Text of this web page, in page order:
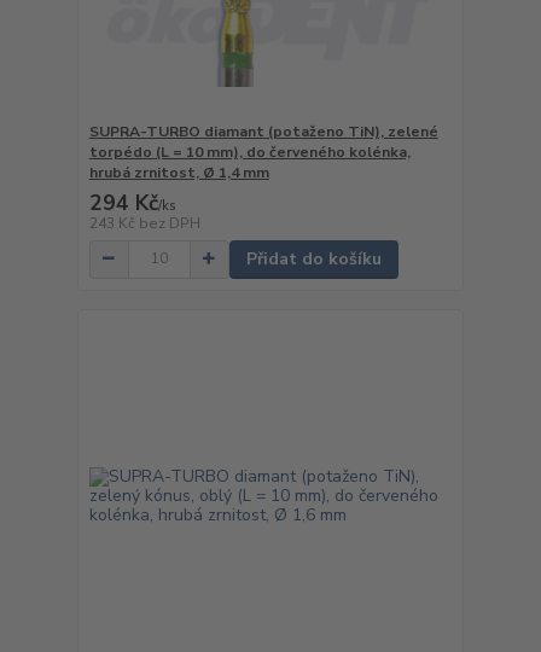
SUPRA-TURBO diamant (potaženo TiN), zelené
torpédo (L = 10 mm), do červeného kolénka,
hrubá zrnitost, Ø 1,4 mm
294 Kč/ks
243 Kč bez DPH
Přidat do košíku